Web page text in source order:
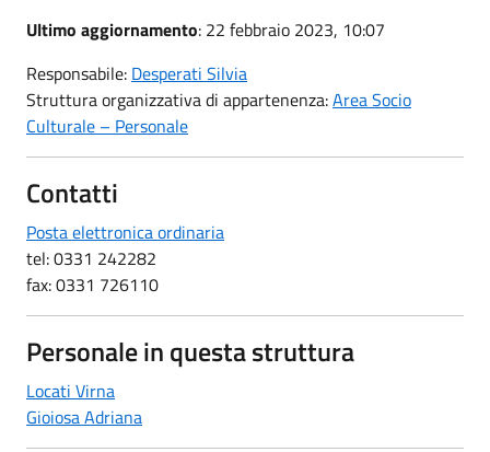
Ultimo aggiornamento: 22 febbraio 2023, 10:07
Responsabile: Desperati Silvia
Struttura organizzativa di appartenenza:Area Socio
Culturale – Personale
Contatti
Posta elettronica ordinaria
tel: 0331 242282
fax: 0331 726110
Personale in questa struttura
Locati Virna
Gioiosa Adriana